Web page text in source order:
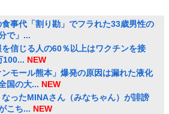
食事代「割り勘」でフラれた33歳男性の
で」...
を信じる人の60％以上はワクチンを接
100... NEW
ンモール熊本」爆発の原因は漏れた液化
国の大... NEW
ったMINAさん（みなちゃん）が誹謗
こち... NEW